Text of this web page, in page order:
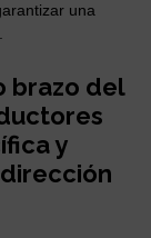
una
brazo del
y